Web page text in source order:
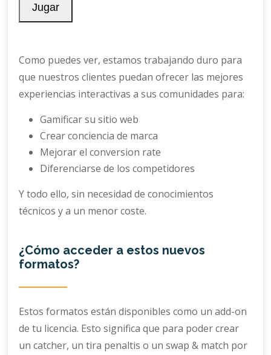
Como puedes ver, estamos trabajando duro para
que nuestros clientes puedan ofrecer las mejores
experiencias interactivas a sus comunidades para:
Gamificar su sitio web
Crear conciencia de marca
Mejorar el conversion rate
Diferenciarse de los competidores
Y todo ello, sin necesidad de conocimientos
técnicos y a un menor coste.
¿Cómo acceder a estos nuevos
formatos?
Estos formatos están disponibles como un add-on
de tu licencia. Esto significa que para poder crear
un catcher, un tira penaltis o un swap & match por